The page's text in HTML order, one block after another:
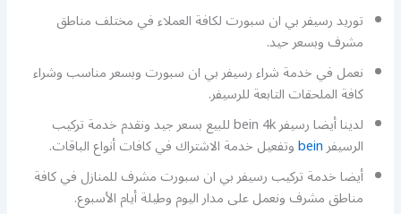
توريد رسيفر بي ان سبورت لكافة العملاء في مختلف مناطق
مشرف وبسعر حيد.
نعمل في خدمة شراء رسيفر بي ان سبورت وبسعر مناسب وشراء
كافة الملحقات التابعة للرسيفر.
لدينا أيضا رسيفر bein 4k للبيع بسعر جيد ونقدم خدمة تركيب
الرسيفرbeinوتفعيل خدمة الاشتراك في كافات أنواع الباقات.
أيضا خدمة تركيب رسيفر بي ان سبورت مشرف للمنازل في كافة
مناطق مشرف ونعمل على مدار اليوم وطيلة أيام الأسبوع.